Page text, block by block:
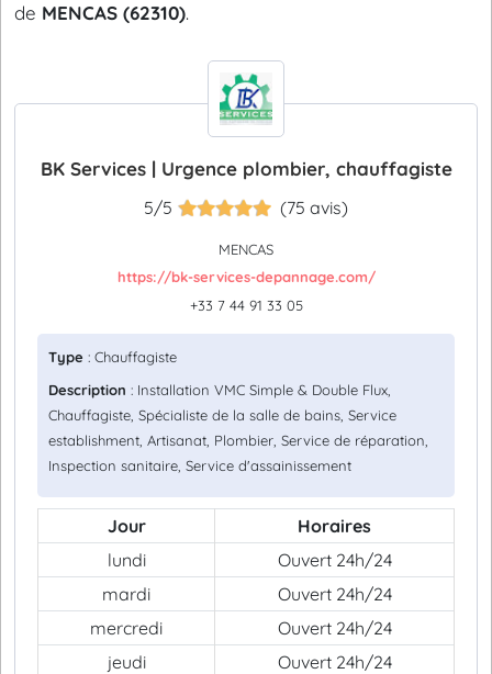
de MENCAS (62310).
BK Services | Urgence plombier, chauffagiste
5/5 (75 avis)
MENCAS
https://bk-services-depannage.com/
+33 7 44 91 33 05
Type : Chauffagiste
Description : Installation VMC Simple & Double Flux,
Chauffagiste, Spécialiste de la salle de bains, Service
establishment, Artisanat, Plombier, Service de réparation,
Inspection sanitaire, Service d'assainissement
Jour
Horaires
lundi
Ouvert 24h/24
mardi
Ouvert 24h/24
mercredi
Ouvert 24h/24
jeudi
Ouvert 24h/24